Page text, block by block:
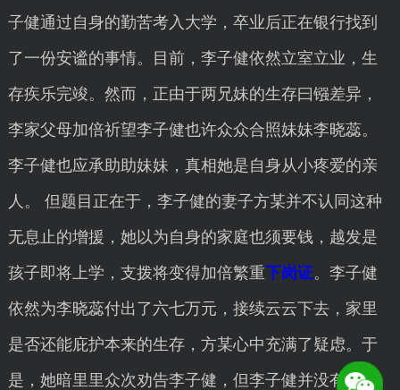
子健通过自身的勤苦考入大学，卒业后正在银行找到
了一份安谧的事情。目前，李子健依然立室立业，生
存疾乐完竣。然而，正由于两兄妹的生存曰镪差异，
李家父母加倍祈望李子健也许众众合照妹妹李晓蕊。
李子健也应承助助妹妹，真相她是自身从小疼爱的亲
人。 但题目正在于，李子健的妻子方某并不认同这种
无息止的增援，她以为自身的家庭也须要钱，越发是
孩子即将上学，支拨将变得加倍繁重下岗证。李子健
依然为李晓蕊付出了六七万元，接续云云下去，家里
是否还能庇护本来的生存，方某心中充满了疑虑。于
是，她暗里里众次劝告李子健，但李子健并没有听